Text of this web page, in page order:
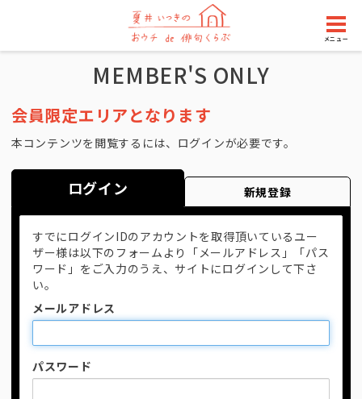
メニュー
MEMBER'S ONLY
会員限定エリアとなります
本コンテンツを閲覧するには、ログインが必要です。
ログイン 新規登録
すでにログインIDのアカウントを取得頂いているユー
ザー様は以下のフォームより「メールアドレス」「パス
ワード」をご入力のうえ、サイトにログインして下さ
い。
メールアドレス
パスワード